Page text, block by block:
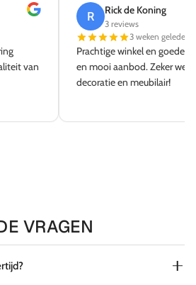
service. Lekkere koffie
weer terug voor meer
S
Super
Snelle
VRAGEN